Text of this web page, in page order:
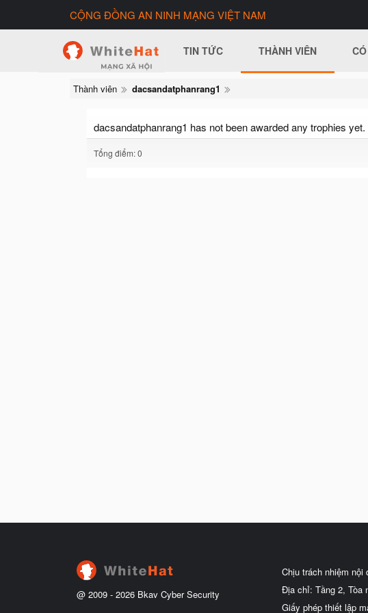
CỘNG ĐỒNG AN NINH MẠNG VIỆT NAM
TIN TỨC THÀNH VIÊN
Thành viên dacsandatphanrang1
dacsandatphanrang1 has not been awarded any trophies yet.
Tổng điểm: 0
@ 2009 - 2026 Bkav Cyber Security
Chịu trách nhiệm nội
Địa chỉ: Tầng 2, Tòa
Giấy phép thiết lập